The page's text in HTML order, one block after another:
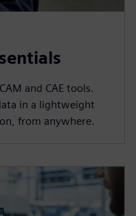
and CAE tools.
in a lightweight
from anywhere.